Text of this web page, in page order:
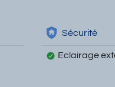
Sécurité
Eclairage